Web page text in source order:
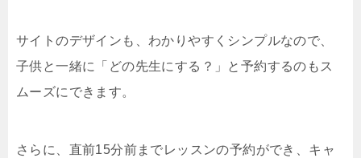
サイトのデザインも、わかりやすくシンプルなので、
子供と一緒に「どの先生にする？」と予約するのもス
ムーズにできます。
さらに、直前15分前までレッスンの予約ができ、キャ